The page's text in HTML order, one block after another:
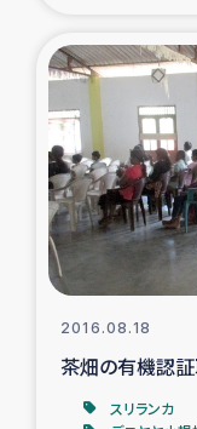
ト
デ
アイナロ県
2016.08.18
茶畑の有機認
スリランカ